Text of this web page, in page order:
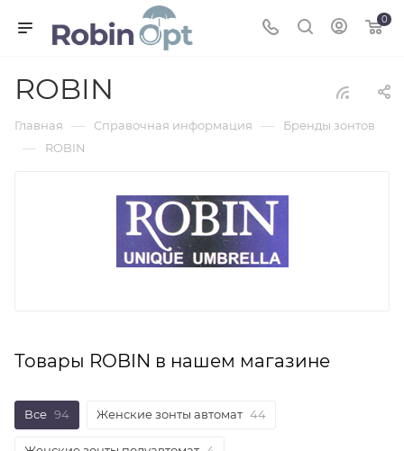
0
ROBIN
Главная — Справочная информация — Бренды зонтов
— ROBIN
Товары ROBIN в нашем магазине
Все 94 Женские зонты автомат 44